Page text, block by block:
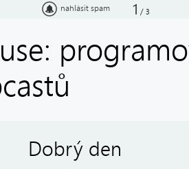
nahlásit spam 1 / 3
Dobrý den